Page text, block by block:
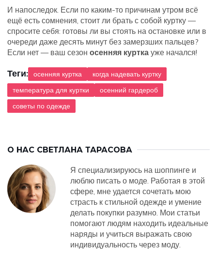
И напоследок. Если по каким-то причинам утром всё
ещё есть сомнения, стоит ли брать с собой куртку —
спросите себя: готовы ли вы стоять на остановке или в
очереди даже десять минут без замерзших пальцев?
Если нет — ваш сезон осенняя куртка уже начался!
Теги: осенняя куртка
когда надевать куртку
температура для куртки
осенний гардероб
советы по одежде
О НАС СВЕТЛАНА ТАРАСОВА
Я специализируюсь на шоппинге и
люблю писать о моде. Работая в этой
сфере, мне удается сочетать мою
страсть к стильной одежде и умение
делать покупки разумно. Мои статьи
помогают людям находить идеальные
наряды и учиться выражать свою
индивидуальность через моду.